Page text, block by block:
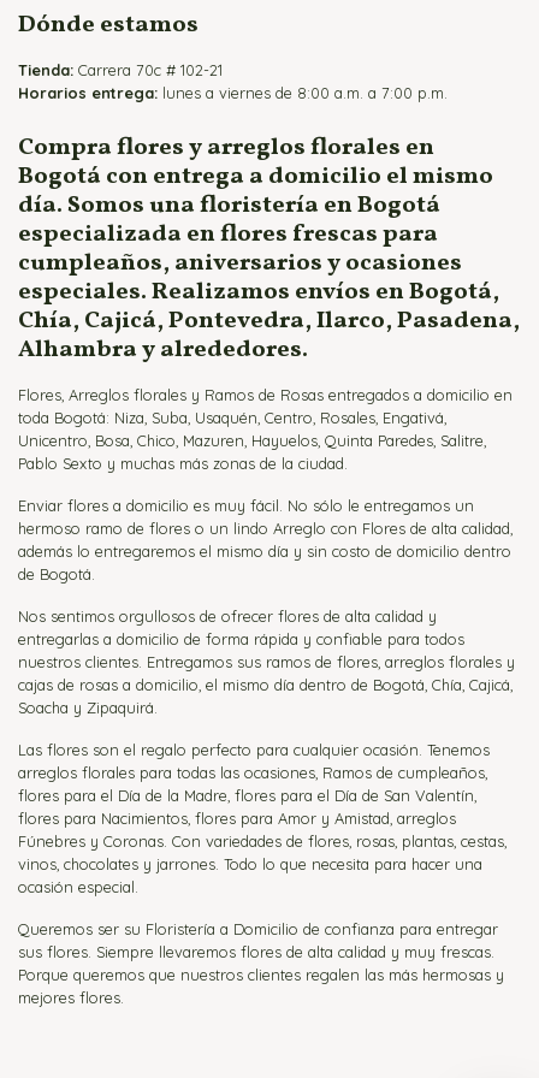
Dónde estamos
Tienda: Carrera 70c # 102-21
Horarios entrega: lunes a viernes de 8:00 a.m. a 7:00 p.m.
Compra flores y arreglos florales en
Bogotá con entrega a domicilio el mismo
día. Somos una floristería en Bogotá
especializada en flores frescas para
cumpleaños, aniversarios y ocasiones
especiales. Realizamos envíos en Bogotá,
Chía, Cajicá, Pontevedra, Ilarco, Pasadena,
Alhambra y alrededores.
Flores, Arreglos florales y Ramos de Rosas entregados a domicilio en
toda Bogotá: Niza, Suba, Usaquén, Centro, Rosales, Engativá,
Unicentro, Bosa, Chico, Mazuren, Hayuelos, Quinta Paredes, Salitre,
Pablo Sexto y muchas más zonas de la ciudad.
Enviar flores a domicilio es muy fácil. No sólo le entregamos un
hermoso ramo de flores o un lindo Arreglo con Flores de alta calidad,
además lo entregaremos el mismo día y sin costo de domicilio dentro
de Bogotá.
Nos sentimos orgullosos de ofrecer flores de alta calidad y
entregarlas a domicilio de forma rápida y confiable para todos
nuestros clientes. Entregamos sus ramos de flores, arreglos florales y
cajas de rosas a domicilio, el mismo día dentro de Bogotá, Chía, Cajicá,
Soacha y Zipaquirá.
Las flores son el regalo perfecto para cualquier ocasión. Tenemos
arreglos florales para todas las ocasiones, Ramos de cumpleaños,
flores para el Día de la Madre, flores para el Día de San Valentín,
flores para Nacimientos, flores para Amor y Amistad, arreglos
Fúnebres y Coronas. Con variedades de flores, rosas, plantas, cestas,
vinos, chocolates y jarrones. Todo lo que necesita para hacer una
ocasión especial.
Queremos ser su Floristería a Domicilio de confianza para entregar
sus flores. Siempre llevaremos flores de alta calidad y muy frescas.
Porque queremos que nuestros clientes regalen las más hermosas y
mejores flores.